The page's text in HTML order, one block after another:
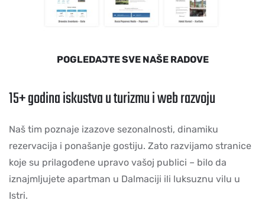
POGLEDAJTE SVE NAŠE RADOVE
15+ godina iskustva u turizmu i web razvoju
Naš tim poznaje izazove sezonalnosti, dinamiku
rezervacija i ponašanje gostiju. Zato razvijamo stranice
koje su prilagođene upravo vašoj publici – bilo da
iznajmljujete apartman u Dalmaciji ili luksuznu vilu u
Istri.